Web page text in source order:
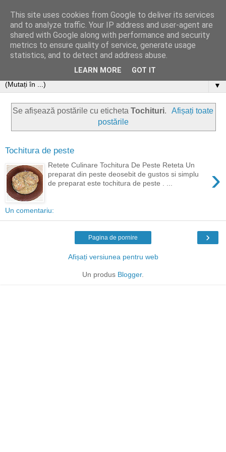
▼
Se afișează postările cu eticheta Tochituri.
Afișați toate
postările
Tochitura de peste
›
Retete Culinare Tochitura De Peste Reteta Un
preparat din peste deosebit de gustos si simplu
de preparat este tochitura de peste . ...
Un comentariu:
›
Pagina de pornire
Afișați versiunea pentru web
Un produs Blogger.
This site uses cookies from Google to deliver its services
and to analyze traffic. Your IP address and user-agent are
shared with Google along with performance and security
metrics to ensure quality of service, generate usage
statistics, and to detect and address abuse.
LEARN MORE GOT IT